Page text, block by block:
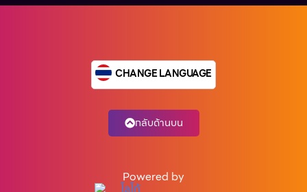
Powered by
CHANGE LANGUAGE
กลับด้านบน